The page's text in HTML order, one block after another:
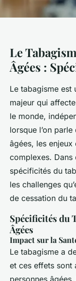
Le
Âgées :
Le tabagisme est
majeur qui
le monde,
lorsque l’on
âgées, les
complexes.
spécificités du
les challenges
de cessation du
Spécificités du
Âgées
Impact sur la
Le tabagisme a
et ces effets sont
personnes